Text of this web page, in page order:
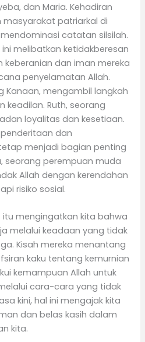
dan Maria. Kehadiran
patriarkal di
catatan silsilah.
melibatkan ketidakberesan
dan iman mereka
penyelamatan Allah.
Kanaan, mengambil langkah
keadilan. Ruth, seorang
loyalitas dan kesetiaan.
dan
menjadi bagian penting
seorang perempuan muda
Allah dengan kerendahan
risiko sosial.
mengingatkan kita bahwa
melalui keadaan yang tidak
Kisah mereka menantang
kaku tentang kemurnian
kemampuan Allah untuk
cara-cara yang tidak
kini, hal ini mengajak kita
dan belas kasih dalam
kita.